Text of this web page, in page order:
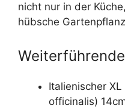
nicht nur in der
hübsche
Italienischer XL
officinalis)